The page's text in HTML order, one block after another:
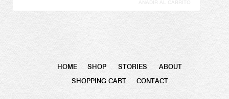
HOME SHOP STORIES
ABOUT
SHOPPING CART
CONTACT